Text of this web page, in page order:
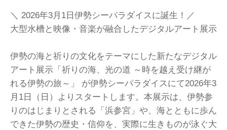
＼ 2026年3月1日伊勢シーパラダイスに誕生！／
大型水槽と映像・音楽が融合したデジタルアート展示
伊勢の海と祈りの文化をテーマにした新たなデジタル
アート展示「祈りの海、光の道 ～時を越え受け継が
れる伊勢の旅～」 が伊勢シーパラダイスにて2026年3
月1日（日）よりスタートします。本展示は、伊勢参
りのはじまりとされる「浜参宮」や、海とともに歩ん
できた伊勢の歴史・信仰を、実際に生きものが泳ぐ大